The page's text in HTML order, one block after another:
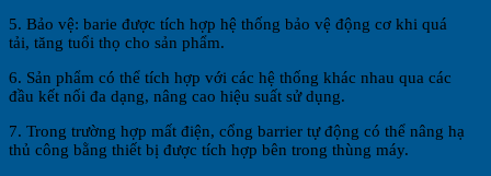
5. Bảo vệ: barie được tích hợp hệ thống bảo vệ động cơ khi quá
tải, tăng tuổi thọ cho sản phẩm.
6. Sản phẩm có thể tích hợp với các hệ thống khác nhau qua các
đầu kết nối đa dạng, nâng cao hiệu suất sử dụng.
7. Trong trường hợp mất điện, cổng barrier tự động có thể nâng hạ
thủ công bằng thiết bị được tích hợp bên trong thùng máy.